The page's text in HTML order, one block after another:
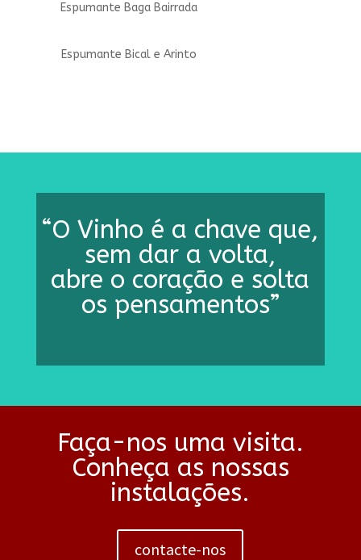
Espumante Baga Bairrada
Espumante Bical e Arinto
“O Vinho é a chave que,
sem dar a volta,
abre o coração e solta
os pensamentos”
Faça-nos uma visita.
Conheça as nossas
instalações.
contacte-nos